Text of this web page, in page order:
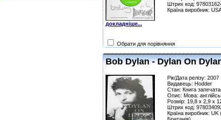
докладніше...
Штрих код:
Країна виробник:
Обрати для порівняння
Bob Dylan - Dylan On
Рік/Дата релізу: 2007
Видавець: Hodder
Стан: Книга
Опис: Мова:
Розмір: 19,8 x 2,9 x
Штрих код:
Країна виробник: